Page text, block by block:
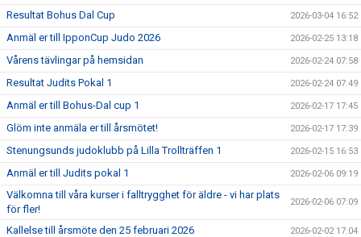
Resultat Bohus Dal Cup 2026-03-04 16:52
Anmäl er till IpponCup Judo 2026 2026-02-25 13:18
Vårens tävlingar på hemsidan 2026-02-24 07:58
Resultat Judits Pokal 1 2026-02-24 07:49
Anmäl er till Bohus-Dal cup 1 2026-02-17 17:45
Glöm inte anmäla er till årsmötet! 2026-02-17 17:39
Stenungsunds judoklubb på Lilla Trollträffen 1 2026-02-15 16:53
Anmäl er till Judits pokal 1 2026-02-06 09:19
Välkomna till våra kurser i falltrygghet för äldre - vi har plats
för fler!
2026-02-06 07:09
Kallelse till årsmöte den 25 februari 2026 2026-02-02 17:04